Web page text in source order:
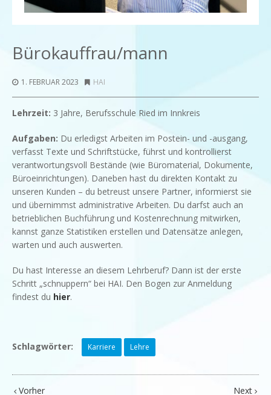
Bürokauffrau/mann
1. FEBRUAR 2023 HAI
Lehrzeit: 3 Jahre, Berufsschule Ried im Innkreis
Aufgaben: Du erledigst Arbeiten im Postein- und -ausgang,
verfasst Texte und Schriftstücke, führst und kontrollierst
verantwortungsvoll Bestände (wie Büromaterial, Dokumente,
Büroeinrichtungen). Daneben hast du direkten Kontakt zu
unseren Kunden – du betreust unsere Partner, informierst sie
und übernimmst administrative Arbeiten. Du darfst auch an
betrieblichen Buchführung und Kostenrechnung mitwirken,
kannst ganze Statistiken erstellen und Datensätze anlegen,
warten und auch auswerten.
Du hast Interesse an diesem Lehrberuf? Dann ist der erste
Schritt „schnuppern“ bei HAI. Den Bogen zur Anmeldung
findest du hier.
Schlagwörter: Karriere Lehre
Vorher Next